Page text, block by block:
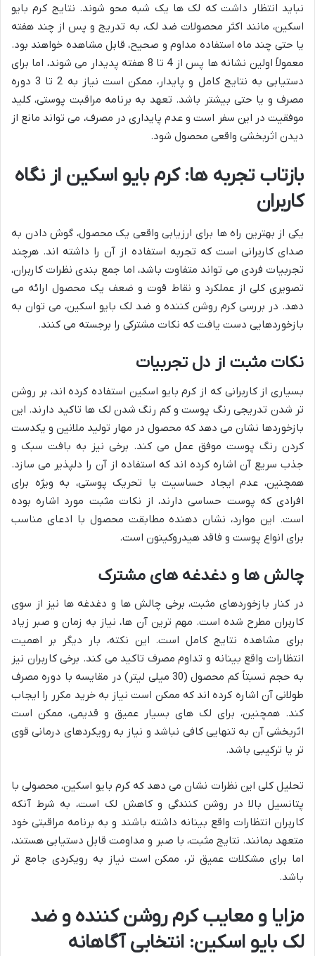
نباید انتظار داشت که لک ها یک شبه محو شوند. نتایج کرم بایو
اسکین، مانند اکثر محصولات ضد لک، به تدریج و پس از چند هفته
یا حتی چند ماه استفاده مداوم و صحیح، قابل مشاهده خواهند بود.
معمولاً اولین نشانه ها پس از 4 تا 8 هفته پدیدار می شوند، اما برای
دستیابی به نتایج کامل و پایدار، ممکن است نیاز به 2 تا 3 دوره
مصرف و یا حتی بیشتر باشد. تعهد به برنامه مراقبت پوستی، کلید
موفقیت در این سفر است و عدم پایداری در مصرف، می تواند مانع از
دیدن اثربخشی واقعی محصول شود.
بازتاب تجربه ها: کرم بایو اسکین از نگاه
کاربران
یکی از بهترین راه ها برای ارزیابی واقعی یک محصول، گوش دادن به
صدای کاربرانی است که تجربه استفاده از آن را داشته اند. هرچند
تجربیات فردی می تواند متفاوت باشد، اما جمع بندی نظرات کاربران،
تصویری کلی از عملکرد و نقاط قوت و ضعف یک محصول ارائه می
دهد. در بررسی کرم روشن کننده و ضد لک بایو اسکین، می توان به
بازخوردهایی دست یافت که نکات مشترکی را برجسته می کنند.
نکات مثبت از دل تجربیات
بسیاری از کاربرانی که از کرم بایو اسکین استفاده کرده اند، بر روشن
تر شدن تدریجی رنگ پوست و کم رنگ شدن لک ها تاکید دارند. این
بازخوردها نشان می دهد که محصول در مهار تولید ملانین و یکدست
کردن رنگ پوست موفق عمل می کند. برخی نیز به بافت سبک و
جذب سریع آن اشاره کرده اند که استفاده از آن را دلپذیر می سازد.
همچنین، عدم ایجاد حساسیت یا تحریک پوستی، به ویژه برای
افرادی که پوست حساسی دارند، از نکات مثبت مورد اشاره بوده
است. این موارد، نشان دهنده مطابقت محصول با ادعای مناسب
برای انواع پوست و فاقد هیدروکینون است.
چالش ها و دغدغه های مشترک
در کنار بازخوردهای مثبت، برخی چالش ها و دغدغه ها نیز از سوی
کاربران مطرح شده است. مهم ترین آن ها، نیاز به زمان و صبر زیاد
برای مشاهده نتایج کامل است. این نکته، بار دیگر بر اهمیت
انتظارات واقع بینانه و تداوم مصرف تاکید می کند. برخی کاربران نیز
به حجم نسبتاً کم محصول (30 میلی لیتر) در مقایسه با دوره مصرف
طولانی آن اشاره کرده اند که ممکن است نیاز به خرید مکرر را ایجاب
کند. همچنین، برای لک های بسیار عمیق و قدیمی، ممکن است
اثربخشی آن به تنهایی کافی نباشد و نیاز به رویکردهای درمانی قوی
تر یا ترکیبی باشد.
تحلیل کلی این نظرات نشان می دهد که کرم بایو اسکین، محصولی با
پتانسیل بالا در روشن کنندگی و کاهش لک است، به شرط آنکه
کاربران انتظارات واقع بینانه داشته باشند و به برنامه مراقبتی خود
متعهد بمانند. نتایج مثبت، با صبر و مداومت قابل دستیابی هستند،
اما برای مشکلات عمیق تر، ممکن است نیاز به رویکردی جامع تر
باشد.
مزایا و معایب کرم روشن کننده و ضد
لک بایو اسکین: انتخابی آگاهانه